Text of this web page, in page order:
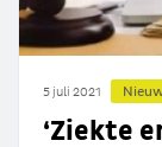
5 juli 2021
‘Ziekte